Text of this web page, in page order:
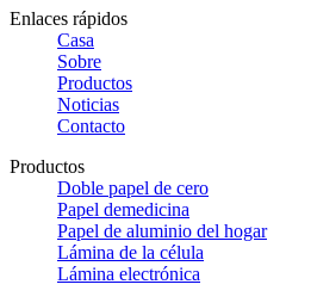
Enlaces rápidos
Casa
Sobre
Productos
Noticias
Contacto
Productos
Doble papel de cero
Papel demedicina
Papel de aluminio del hogar
Lámina de la célula
Lámina electrónica